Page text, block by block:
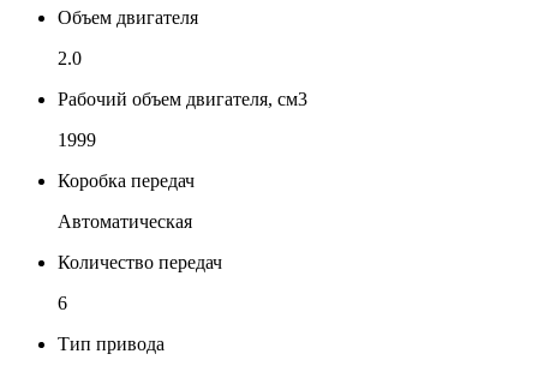
Объем двигателя
2.0
Рабочий объем двигателя, см3
1999
Коробка передач
Автоматическая
Количество передач
6
Тип привода